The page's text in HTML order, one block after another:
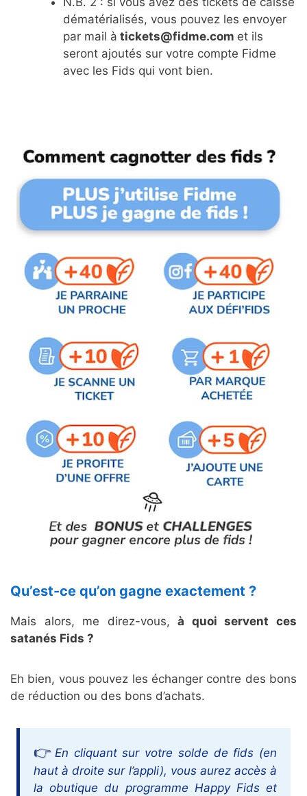
dématérialisés, vous pouvez les envoyer
par mail à tickets@fidme.com et ils
seront ajoutés sur votre compte Fidme
avec les Fids qui vont bien.
Qu’est-ce qu’on gagne exactement ?
Mais alors, me direz-vous,à quoi servent ces
satanés Fids ?
Eh bien, vous pouvez les échanger contre des bons
de réduction ou des bons d’achats.
En cliquant sur votre solde de fids (en
haut à droite sur l’appli), vous aurez accès à
la obutique du programme Happy Fids et